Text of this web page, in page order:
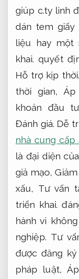
giúp c.ty linh
dán tem giấy
liệu hay một
khai. quyết
Hỗ trợ kịp thời.
thời gian, Áp
khoản đầu
Đánh giá. Dễ
nhà cung
là đại diện
giả mạo,
xấu, Tư vấn
triển khai.
hành vi
nghiệp. Tư
được đăng
pháp luật,